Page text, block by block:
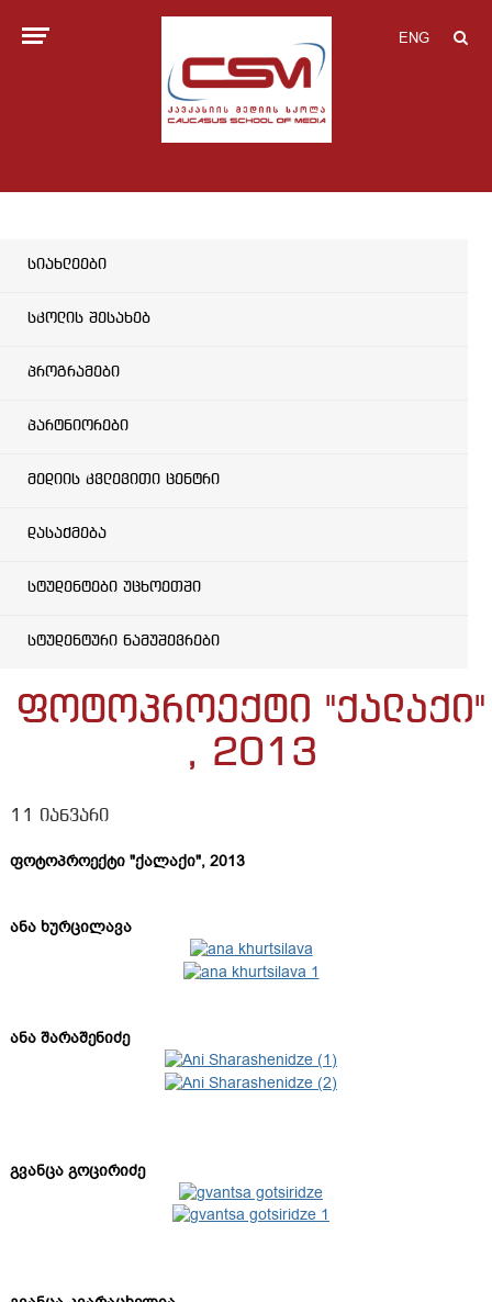
ENG
სიახლეები
სკოლის შესახებ
პროგრამები
პარტნიორები
მედიის კვლევითი ცენტრი
დასაქმება
სტუდენტები უცხოეთში
სტუდენტური ნამუშევრები
ფოტოპროექტი "ქალაქი"
, 2013
11 იანვარი
ფოტოპროექტი "ქალაქი", 2013
ანა ხურცილავა
ანა შარაშენიძე
გვანცა გოცირიძე